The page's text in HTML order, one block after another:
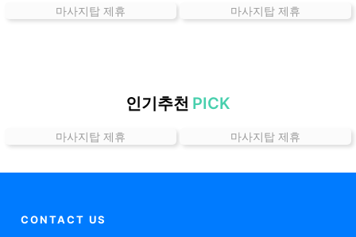
는
할
정
마사지탑 제휴 마사지탑 제휴
인기추천 PICK
마사지탑 제휴 마사지탑 제휴
CONTACT US